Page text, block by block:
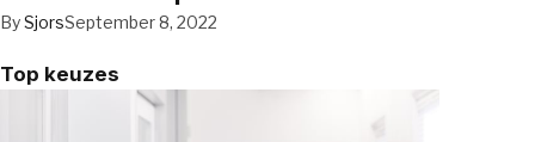
BySjorsSeptember 8, 2022
Top keuzes